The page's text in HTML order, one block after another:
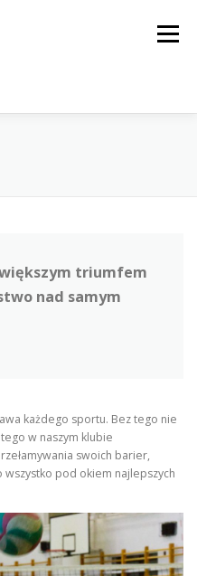
Menu
triumfem
nad samym
każdego sportu. Bez tego nie
w naszym klubie
swoich barier,
pod okiem najlepszych